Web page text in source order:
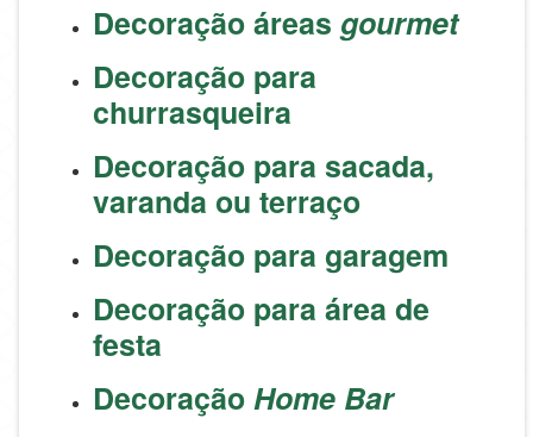
Decoração áreas gourmet
Decoração para
churrasqueira
Decoração para sacada,
varanda ou terraço
Decoração para garagem
Decoração para área de
festa
DecoraçãoHome Bar